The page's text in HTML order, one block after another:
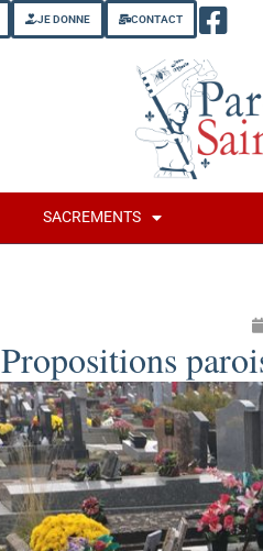
JE DONNE CONTACT
SACREMENTS
Propositions